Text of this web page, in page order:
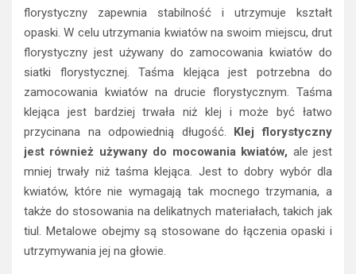
florystyczny zapewnia stabilność i utrzymuje kształt
opaski. W celu utrzymania kwiatów na swoim miejscu, drut
florystyczny jest używany do zamocowania kwiatów do
siatki florystycznej. Taśma klejąca jest potrzebna do
zamocowania kwiatów na drucie florystycznym. Taśma
klejąca jest bardziej trwała niż klej i może być łatwo
przycinana na odpowiednią długość. Klej florystyczny
jest również używany do mocowania kwiatów, ale jest
mniej trwały niż taśma klejąca. Jest to dobry wybór dla
kwiatów, które nie wymagają tak mocnego trzymania, a
także do stosowania na delikatnych materiałach, takich jak
tiul. Metalowe obejmy są stosowane do łączenia opaski i
utrzymywania jej na głowie.